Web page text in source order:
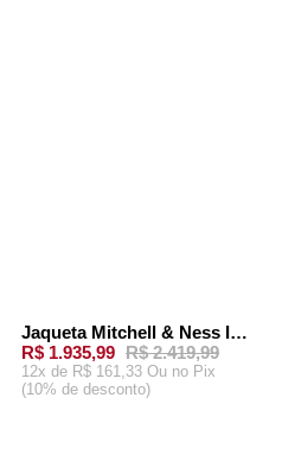
-20%Jaqueta Mitchell & Ness In The Clutch Puffer Jacket Vintage Logo Dallas Cowboys Azul Marinho
R$ 1.935,99 R$ 2.419,99
12x de R$ 161,33 Ou no Pix
(10% de desconto)